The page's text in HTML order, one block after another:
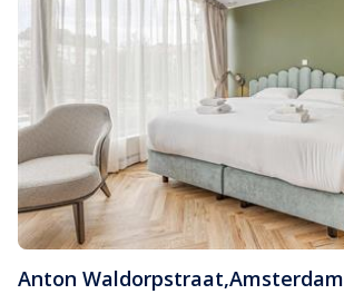
Anton Waldorpstraat,Amsterdam